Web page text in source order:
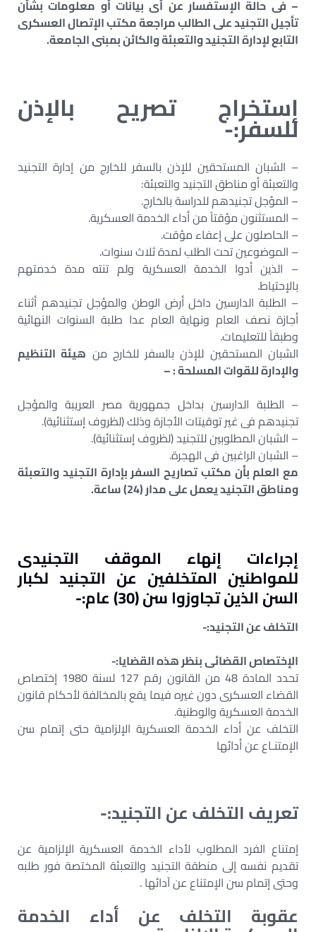
– فى حالة الإستفسار عن أى بيانات أو معلومات بشأن
تأجيل التجنيد على الطالب مراجعة مكتب الإتصال العسكرى
التابع لإدارة التجنيد والتعبئة والكائن بمبنى الجامعة.
إستخراج تصريح بالإذن
للسفر:-
– الشبان المستحقين للإذن بالسفر للخارج من إدارة التجنيد
والتعبئة أو مناطق التجنيد والتعبئة:
– المؤجل تجنيدهم للدراسة بالخارج.
– المستثنون مؤقتاً من أداء الخدمة العسكرية.
– الحاصلون على إعفاء مؤقت.
– الموضوعين تحت الطلب لمدة ثلاث سنوات.
– الذين أدوا الخدمة العسكرية ولم تنته مدة خدمتهم
بالإحتياط.
– الطلبة الدارسين داخل أرض الوطن والمؤجل تجنيدهم أثناء
أجازة نصف العام ونهاية العام عدا طلبة السنوات النهائية
وطبقاً للتعليمات.
الشبان المستحقين للإذن بالسفر للخارج من هيئة التنظيم
والإدارة للقوات المسلحة : –
– الطلبة الدارسين بداخل جمهورية مصر العريبة والمؤجل
تجنيدهم فى غير توقيتات الأجازة وذلك (لظروف إستثنائية).
– الشبان المطلوبين للتجنيد (لظروف إستثنائية).
– الشبان الراغبين فى الهجرة.
مع العلم بأن مكتب تصاريح السفر بإدارة التجنيد والتعبئة
ومناطق التجنيد يعمل على مدار (24) ساعة.
إجراءات إنهاء الموقف التجنيدى
للمواطنين المتخلفين عن التجنيد لكبار
السن الذين تجاوزوا سن (30) عام:-
التخلف عن التجنيد:-
الإختصاص القضائى بنظر هذه القضايا:-
تحدد المادة 48 من القانون رقم 127 لسنة 1980 إختصاص
القضاء العسكرى دون غيره فيما يقع بالمخالفة لأحكام قانون
الخدمة العسكرية والوطنية.
التخلف عن أداء الخدمة العسكرية الإلزامية حتى إتمام سن
الإمتنـاع عن أدائها
تعريف التخلف عن التجنيد:-
إمتناع الفرد المطلوب لأداء الخدمة العسكرية الإلزامية عن
تقديم نفسه إلى منطقة التجنيد والتعبئة المختصة فور طلبه
وحتى إتمام سن الإمتناع عن آدائها .
عقوبة التخلف عن أداء الخدمة